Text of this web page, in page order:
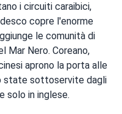
i circuiti caraibici,
copre l'enorme
le comunità di
Mar Nero. Coreano,
aprono la porta alle
state sottoservite dagli
solo in inglese.